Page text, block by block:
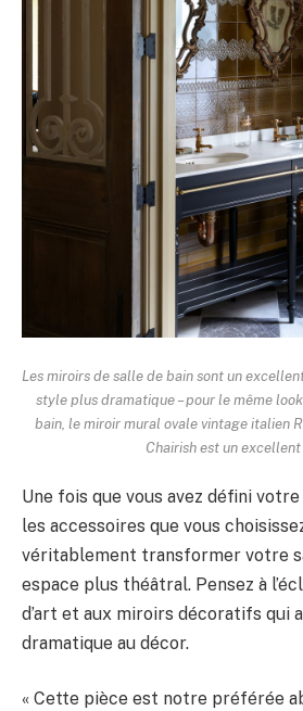
Les miroirs de salle de bain sont un
style plus dramatique – pour le même
bain, le miroir mural ovale vintage italien
Chairish est un excellent
Une fois que vous avez défini
les accessoires que vous
véritablement transformer votre
espace plus théâtral. Pensez à
d’art et aux miroirs décoratifs qui
dramatique au décor.
« Cette pièce est notre préférée